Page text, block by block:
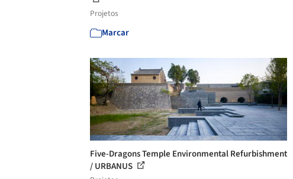
Projetos
Marcar
Five-Dragons Temple Environmental Refurbishment
/ URBANUS